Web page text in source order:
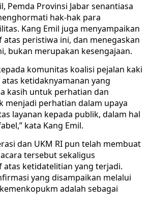
Pemda Provinsi Jabar senantiasa
hak-hak para
Kang Emil juga menyampaikan
peristiwa ini, dan menegaskan
bukan merupakan kesengajaan.
komunitas koalisi pejalan kaki
ketidaknyamanan yang
kasih untuk perhatian dan
menjadi perhatian dalam upaya
layanan kepada publik, dalam hal
kata Kang Emil.
dan UKM RI pun telah membuat
tersebut sekaligus
atas ketidatelitian yang terjadi.
yang disampaikan melalui
adalah sebagai